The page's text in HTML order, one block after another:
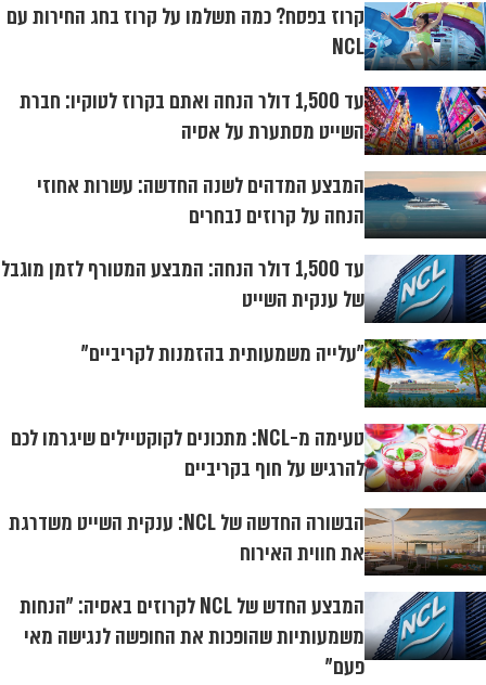
קרוז בפסח? כמה תשלמו על קרוז בחג החירות עם
NCL
עד 1,500 דולר הנחה ואתם בקרוז לטוקיו: חברת
השייט מסתערת על אסיה
המבצע המדהים לשנה החדשה: עשרות אחוזי
הנחה על קרוזים נבחרים
עד 1,500 דולר הנחה: המבצע המטורף לזמן מוגבל
של ענקית השייט
"עלייה משמעותית בהזמנות לקריביים"
טעימה מ-NCL: מתכונים לקוקטיילים שיגרמו לכם
להרגיש על חוף בקריביים
הבשורה החדשה של NCL: ענקית השייט משדרגת
את חווית האירוח
המבצע החדש של NCL לקרוזים באסיה: "הנחות
משמעותיות שהופכות את החופשה לנגישה מאי
פעם"